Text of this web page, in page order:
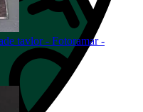
tavlor - Fotoramar -